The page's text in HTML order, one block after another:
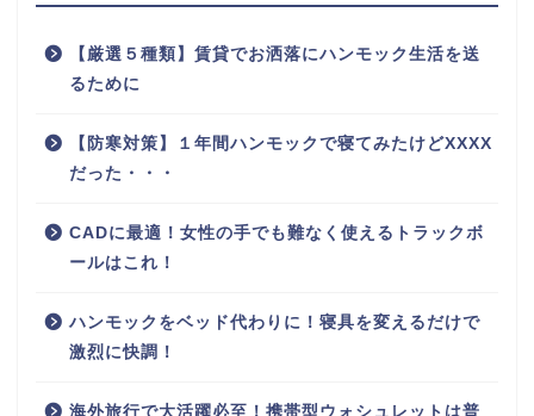
【厳選５種類】賃貸でお洒落にハンモック生活を送
るために
【防寒対策】１年間ハンモックで寝てみたけどXXXX
だった・・・
CADに最適！女性の手でも難なく使えるトラックボ
ールはこれ！
ハンモックをベッド代わりに！寝具を変えるだけで
激烈に快調！
海外旅行で大活躍必至！携帯型ウォシュレットは普